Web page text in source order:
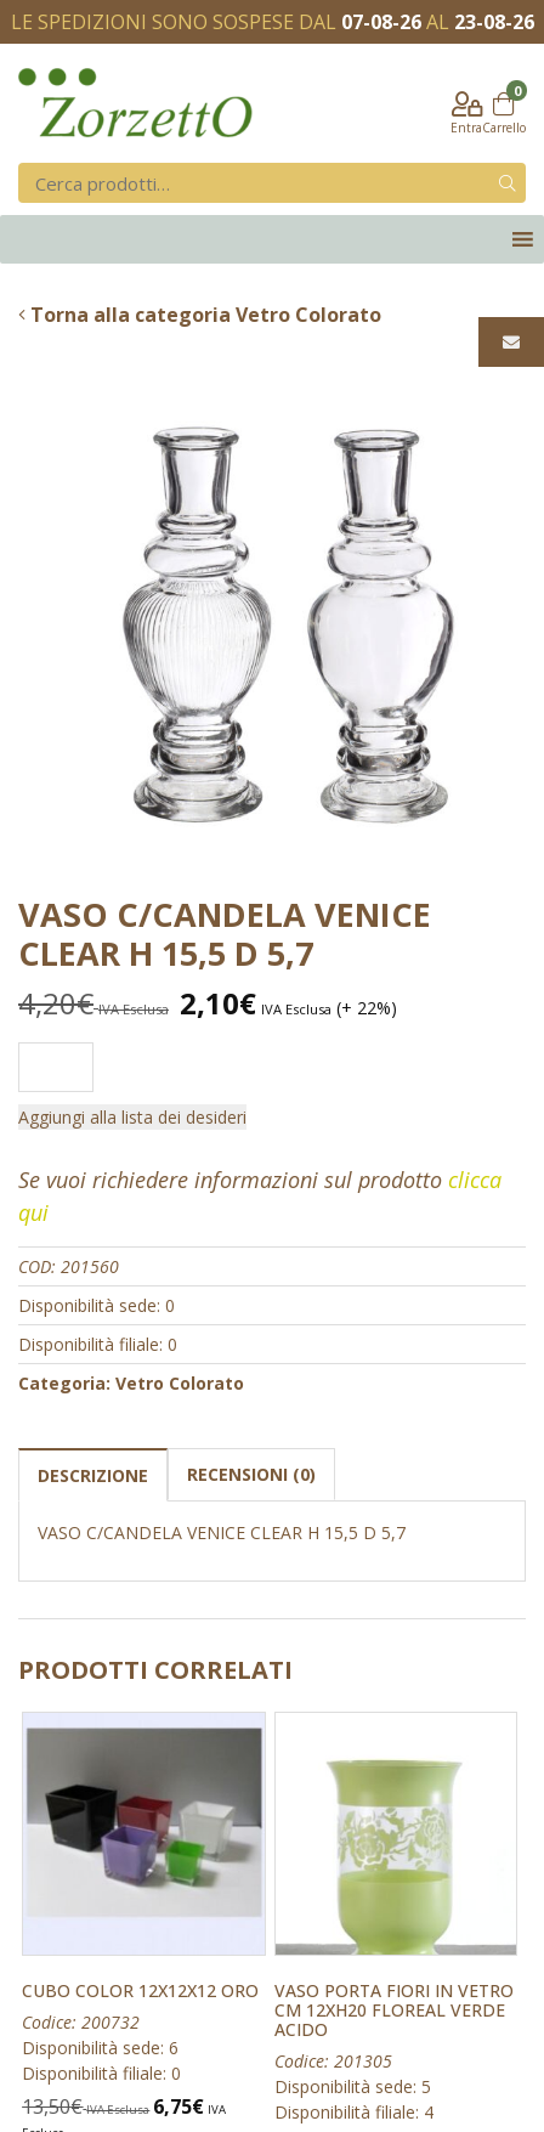
LE SPEDIZIONI SONO SOSPESE DAL 07-08-26AL 23-08-26
Entra
0
Carrello
Torna alla categoria Vetro Colorato
VASO C/CANDELA VENICE
CLEAR H 15,5 D 5,7
4,20€ IVA Esclusa 2,10€ IVA Esclusa (+ 22%)
Aggiungi alla lista dei desideri
Se vuoi richiedere informazioni sul prodotto clicca
qui
COD: 201560
Disponibilità sede: 0
Disponibilità filiale: 0
Categoria: Vetro Colorato
DESCRIZIONE RECENSIONI (0)
VASO C/CANDELA VENICE CLEAR H 15,5 D 5,7
PRODOTTI CORRELATI
CUBO COLOR 12X12X12 ORO
Codice: 200732
Disponibilità sede: 6
Disponibilità filiale: 0
13,50€ IVA Esclusa 6,75€ IVA
VASO PORTA FIORI IN VETRO
CM 12XH20 FLOREAL VERDE
ACIDO
Codice: 201305
Disponibilità sede: 5
Disponibilità filiale: 4